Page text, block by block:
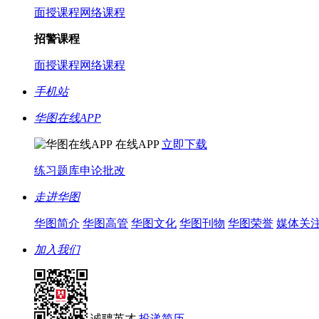
面授课程网络课程
招警课程
面授课程网络课程
手机站
华图在线APP
在线APP 立即下载
练习题库申论批改
走进华图
华图简介 华图高管 华图文化 华图刊物 华图荣誉 媒体关
加入我们